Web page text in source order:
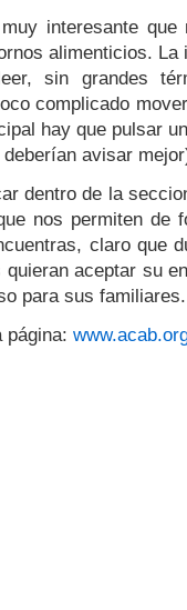
interesante
alimenticios. La
sin grandes
complicado
hay que pulsar
avisar
dentro de la
nos permiten de
claro que
aceptar su
para sus familiares.
página: